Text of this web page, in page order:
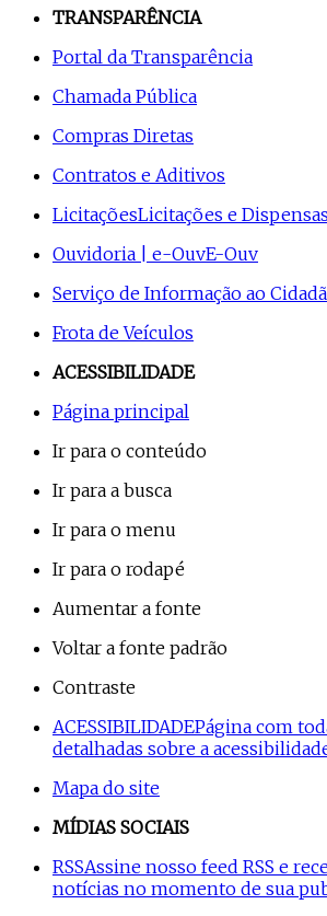
TRANSPARÊNCIA
Portal da Transparência
Chamada Pública
Compras Diretas
Contratos e Aditivos
LicitaçõesLicitações e Dispensas
Ouvidoria | e-OuvE-Ouv
Serviço de Informação ao
Frota de Veículos
ACESSIBILIDADE
Página principal
Ir para o conteúdo
Ir para a busca
Ir para o menu
Ir para o rodapé
Aumentar a fonte
Voltar a fonte padrão
Contraste
ACESSIBILIDADEPágina com
detalhadas sobre a
Mapa do site
MÍDIAS SOCIAIS
RSSAssine nosso feed RSS e
notícias no momento de sua